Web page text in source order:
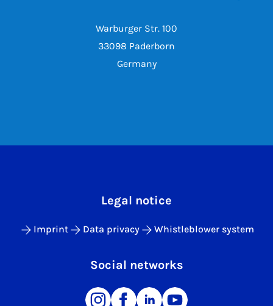
Warburger Str. 100
33098 Paderborn
Germany
Legal notice
Imprint Data privacy Whistleblower system
Social networks